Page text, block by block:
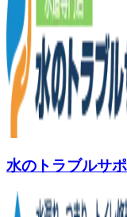
水のトラブルサ